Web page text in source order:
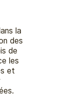
la
des
de
les
et